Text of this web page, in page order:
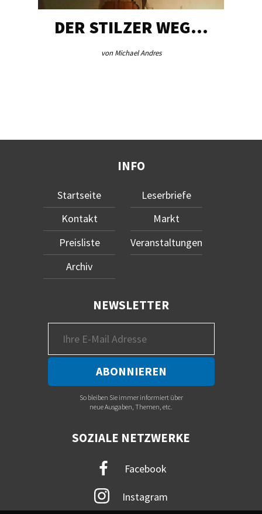
DER STILZER WEG…
von Michael Andres
INFO
Startseite
Kontakt
Preisliste
Archiv
Leserbriefe
Markt
Veranstaltungen
NEWSLETTER
So bleiben Sie immer informiert über
neue Ausgaben, Themen, etc.
SOZIALE NETZWERKE
Facebook
Instagram